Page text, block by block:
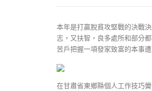
本年是打贏脫貧攻堅戰的決戰
志，又扶智，良多處所和部分
苦戶把握一項發家致富的本事
在甘肅省東鄉縣個人工作技巧